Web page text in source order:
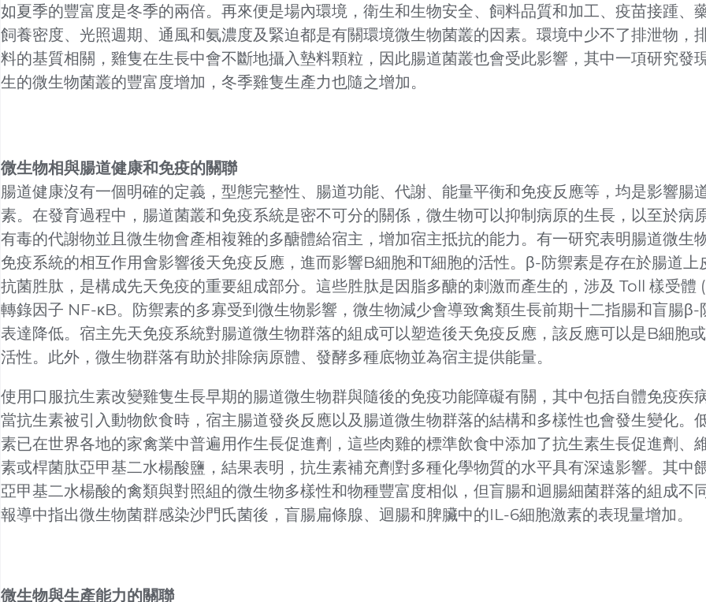
如夏季的豐富度是冬季的兩倍。再來便是場內環境，衛生和生物安全、飼料品質和加工、疫苗接踵、藥
飼養密度、光照週期、通風和氨濃度及緊迫都是有關環境微生物菌叢的因素。環境中少不了排泄物，
料的基質相關，雞隻在生長中會不斷地攝入墊料顆粒，因此腸道菌叢也會受此影響，其中一項研究發
生的微生物菌叢的豐富度增加，冬季雞隻生產力也隨之增加。
微生物相與腸道健康和免疫的關聯
腸道健康沒有一個明確的定義，型態完整性、腸道功能、代謝、能量平衡和免疫反應等，均是影響腸
素。在發育過程中，腸道菌叢和免疫系統是密不可分的關係，微生物可以抑制病原的生長，以至於病
有毒的代謝物並且微生物會產相複雜的多醣體給宿主，增加宿主抵抗的能力。有一研究表明腸道微生
免疫系統的相互作用會影響後天免疫反應，進而影響B細胞和T細胞的活性。β-防禦素是存在於腸道上
抗菌胜肽，是構成先天免疫的重要組成部分。這些胜肽是因脂多醣的刺激而產生的，涉及 Toll 樣受體
轉錄因子 NF-κB。防禦素的多寡受到微生物影響，微生物減少會導致禽類生長前期十二指腸和盲腸β-
表達降低。宿主先天免疫系統對腸道微生物群落的組成可以塑造後天免疫反應，該反應可以是B細胞
活性。此外，微生物群落有助於排除病原體、發酵多種底物並為宿主提供能量。
使用口服抗生素改變雞隻生長早期的腸道微生物群與隨後的免疫功能障礙有關，其中包括自體免疫疾病
當抗生素被引入動物飲食時，宿主腸道發炎反應以及腸道微生物群落的結構和多樣性也會發生變化。
素已在世界各地的家禽業中普遍用作生長促進劑，這些肉雞的標準飲食中添加了抗生素生長促進劑、
素或桿菌肽亞甲基二水楊酸鹽，結果表明，抗生素補充劑對多種化學物質的水平具有深遠影響。其中
亞甲基二水楊酸的禽類與對照組的微生物多樣性和物種豐富度相似，但盲腸和迴腸細菌群落的組成不
報導中指出微生物菌群感染沙門氏菌後，盲腸扁條腺、迴腸和脾臟中的IL-6細胞激素的表現量增加。
微生物與生產能力的關聯